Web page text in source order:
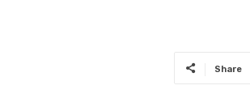
Share